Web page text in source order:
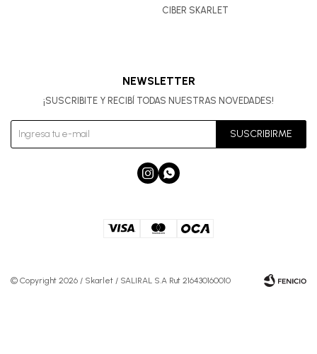
CIBER SKARLET
NEWSLETTER
¡SUSCRIBITE Y RECIBÍ TODAS NUESTRAS NOVEDADES!
SUSCRIBIRME
 
© Copyright 2026 / Skarlet / SALIRAL S.A Rut 216430160010